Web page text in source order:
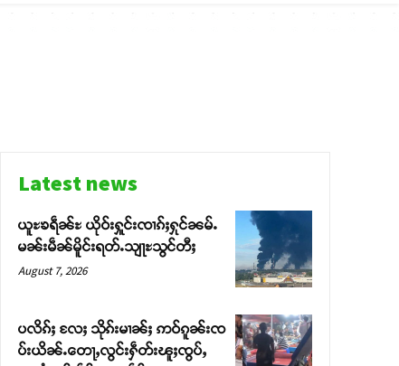
Latest news
ယူႊၶရဵၼ်ႊ ယိုဝ်းႁူင်းၸၢၵ်ႈႁုင်ၼမ်ႉ
မၼ်းမဵၼ်မိူင်းရတ်ႉသျႃႊသွင်တီႈ
August 7, 2026
ပလိၵ်ႈ လႄႈ သိုၵ်းမၢၼ်ႈ ဢဝ်ၵူၼ်းၸ
ပ်းယိၼ်ႉတေႃႇလွင်းႁဵတ်းၽူႈၸွပ်ႇ